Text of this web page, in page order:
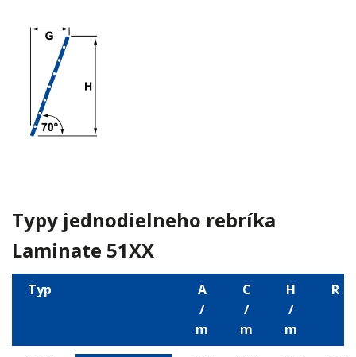
Typy jednodielneho rebríka
Laminate 51XX
Typ
A
/
m
C
/
m
H
/
m
R